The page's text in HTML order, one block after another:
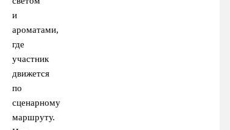
и
ароматами,
где
участник
движется
по
сценарному
маршруту.